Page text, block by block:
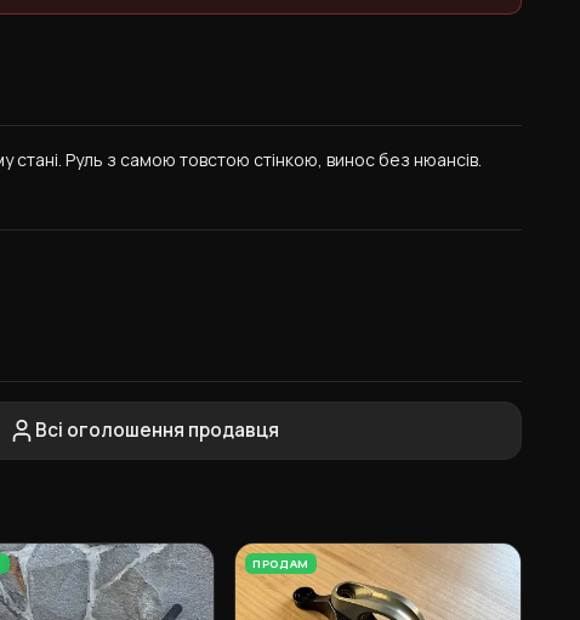
стані. Руль з самою товстою стінкою, винос без нюансів.
Всі оголошення продавця
ПРОДАМ